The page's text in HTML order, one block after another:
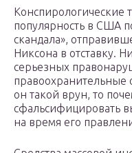
Конспирологические
популярность в США
скандала»,
Никсона в отставку.
серьезных
правоохранительные
он такой врун, то
сфальсифицировать
на время его